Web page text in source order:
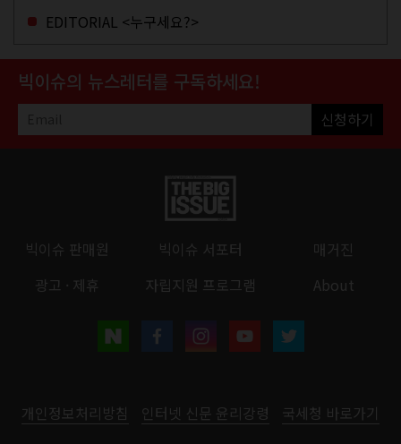
EDITORIAL <누구세요?>
빅이슈의 뉴스레터를 구독하세요!
신청하기
빅이슈 판매원 빅이슈 서포터
매거진
광고 · 제휴
자립지원 프로그램 About
개인정보처리방침 인터넷 신문 윤리강령 국세청 바로가기